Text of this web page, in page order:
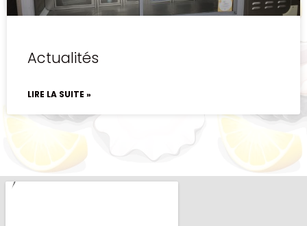
Actualités
LIRE LA SUITE »